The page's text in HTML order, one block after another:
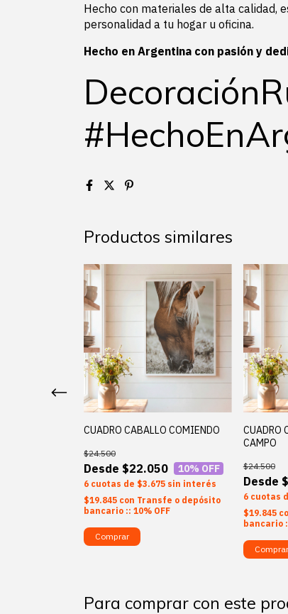
Hecho con materiales de alta calidad,
personalidad a tu hogar u oficina.
Hecho en Argentina con pasión y
Productos similares
CUADRO CABALLO COMIENDO
$22.050
$24.500
10% OFF
6 $3.675 sin interés
$19.845 con Transfe o depósito
bancario :: 10% OFF
Comprar
CUADRO
CAMPO
$24.500
6
$19.845
bancario
Comprar
Para comprar con este